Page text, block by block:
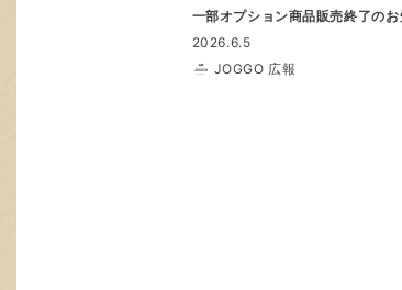
一部オプション商品販売終了の
2026.6.5
JOGGO 広報